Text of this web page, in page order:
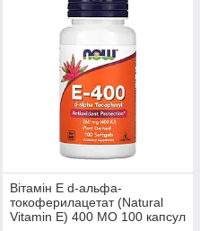
Вітамін Е d-альфа-
токоферилацетат (Natural
Vitamin E) 400 МО 100 капсул